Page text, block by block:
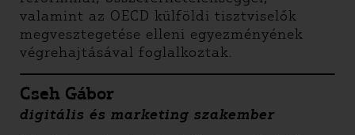
valamint az OECD külföldi tisztviselők
megvesztegetése elleni egyezményének
végrehajtásával foglalkoztak.
Cseh Gábor
digitális és marketing szakember